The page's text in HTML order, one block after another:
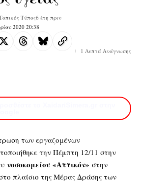
2020 20:38
Τύπος6 έτη πριν
1 Λεπτά Ανάγνωσης
των εργαζομένων
την Πέμπτη 12/11 στην
νοσοκομείου «Αττικόν» στην
πλαίσιο της Μέρας Δράσης των